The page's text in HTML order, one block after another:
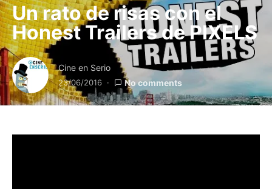
Un rato de risas con el
Honest Trailers de PIXELS
Cine en Serio
23/06/2016 No comments